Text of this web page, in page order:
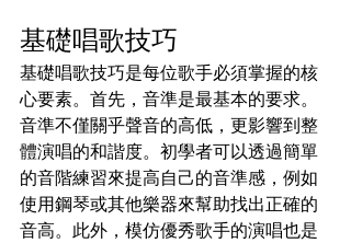
基礎唱歌技巧
基礎唱歌技巧是每位歌手必須掌握的核
心要素。首先，音準是最基本的要求。
音準不僅關乎聲音的高低，更影響到整
體演唱的和諧度。初學者可以透過簡單
的音階練習來提高自己的音準感，例如
使用鋼琴或其他樂器來幫助找出正確的
音高。此外，模仿優秀歌手的演唱也是